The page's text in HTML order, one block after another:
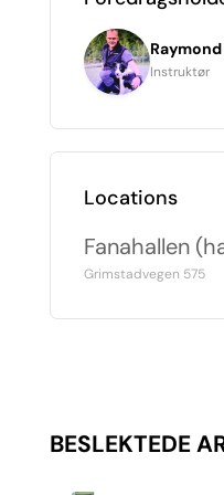
Raymond
Instruktør
Locations
Fanahallen
Grimstadvegen 575
BESLEKTEDE